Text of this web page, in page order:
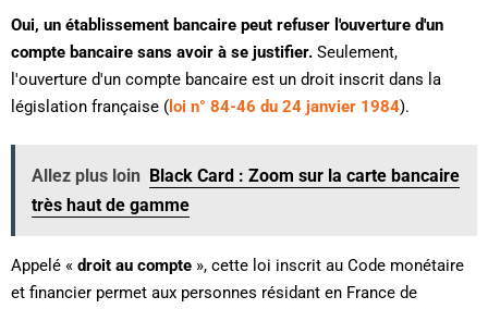
Oui, un établissement bancaire peut refuser l'ouverture d'un
compte bancaire sans avoir à se justifier. Seulement,
l'ouverture d'un compte bancaire est un droit inscrit dans la
législation française ( loi n° 84-46 du 24 janvier 1984).
Allez plus loin
Black Card : Zoom sur la carte bancaire
très haut de gamme
Appelé « droit au compte », cette loi inscrit au Code monétaire
et financier permet aux personnes résidant en France de